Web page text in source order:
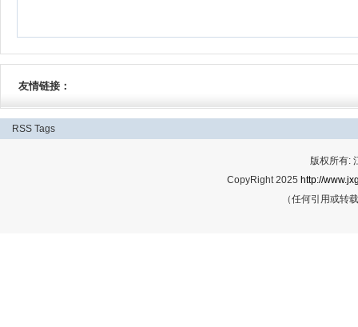
友情链接：
RSS Tags
版权所有:
CopyRight 2025 http://
（任何引用或转